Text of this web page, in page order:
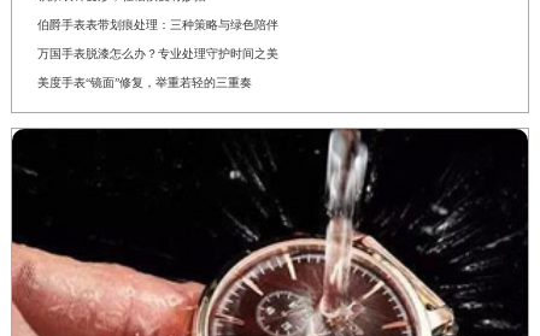
伯爵手表表带划痕处理：三种策略与绿色陪伴
万国手表脱漆怎么办？专业处理守护时间之美
美度手表“镜面”修复，举重若轻的三重奏